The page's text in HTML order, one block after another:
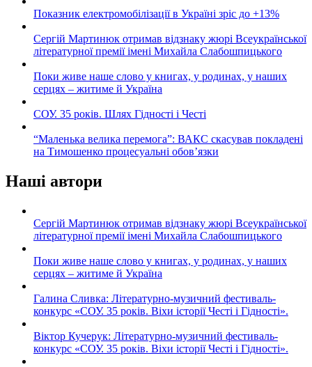
Показник електромобілізації в Україні зріс до +13%
Сергій Мартинюк отримав відзнаку жюрі Всеукраїнської
літературної премії імені Михайла Слабошпицького
Поки живе наше слово у книгах, у родинах, у наших
серцях – житиме й Україна
СОУ. 35 років. Шлях Гідності і Честі
“Маленька велика перемога”: ВАКС скасував покладені
на Тимошенко процесуальні обов’язки
Наші автори
Сергій Мартинюк отримав відзнаку жюрі Всеукраїнської
літературної премії імені Михайла Слабошпицького
Поки живе наше слово у книгах, у родинах, у наших
серцях – житиме й Україна
Галина Сливка: Літературно-музичний фестиваль-
конкурс «СОУ. 35 років. Віхи історії Честі і Гідності».
Віктор Кучерук: Літературно-музичний фестиваль-
конкурс «СОУ. 35 років. Віхи історії Честі і Гідності».